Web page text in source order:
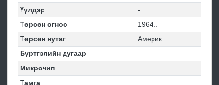
Үүлдэр
-
Төрсөн огноо
1964..
Төрсөн нутаг
Америк
Бүртгэлийн дугаар
Микрочип
Тамга